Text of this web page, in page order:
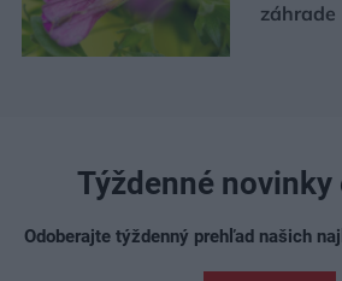
záhrade
Týždenné novinky
Odoberajte týždenný prehľad našich